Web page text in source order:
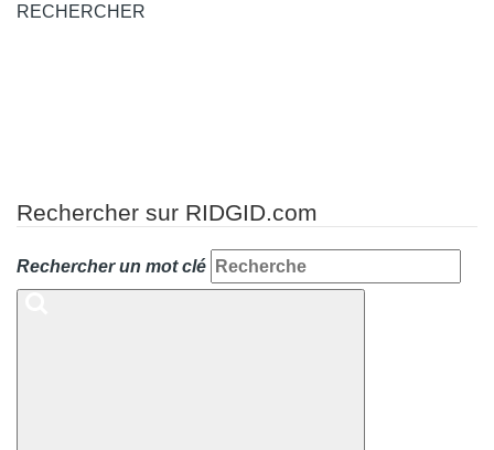
navigation
RECHERCHER
Rechercher sur RIDGID.com
Rechercher un mot clé